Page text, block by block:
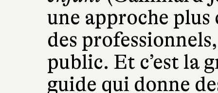
une approche
des
public. Et c’est la
guide qui donne